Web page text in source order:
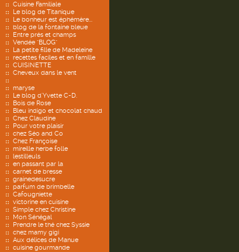
Cuisine Familiale
Le blog de Titanique
Le bonheur est éphémère...
blog de la fontaine bleue
Entre prés et champs
Vendée "BLOG"
La petite fille de Madeleine
recettes faciles et en famille
CUISINETTE
Cheveux dans le vent
maryse
Le blog d'Yvette C-D.
Bois de Rose
Bleu indigo et chocolat chaud
Chez Claudine
Pour votre plaisir
chez Séo and Co
Chez Françoise
mireille herbe folle
lestilleuls
en passant par la
carnet de bresse
grainedesucre
parfum de brimbelle
Cafougniette
victorine en cuisine
Simple chez Christine
Mon Sénégal
Prendre le thé chez Syssie
chez mamy gigi
Aux délices de Manue
cuisine gourmande